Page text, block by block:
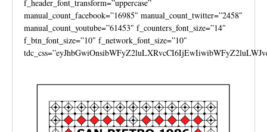
f_header_font_transform=”uppercase”
manual_count_facebook=”16985″ manual_count_twitter=”2458″
manual_count_youtube=”61453″ f_counters_font_size=”14″
f_btn_font_size=”10″ f_network_font_size=”10″